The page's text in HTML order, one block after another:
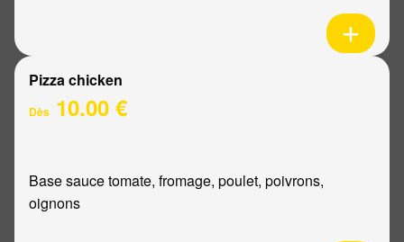
Pizza chicken
Dès 10.00 €
Base sauce tomate, fromage, poulet, poivrons,
oignons